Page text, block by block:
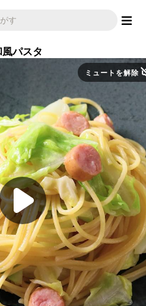
パスタ
ミュートを解除